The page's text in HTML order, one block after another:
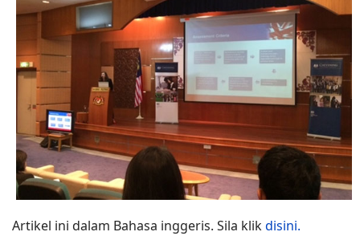
Artikel ini dalam Bahasa inggeris. Sila klikdisini.